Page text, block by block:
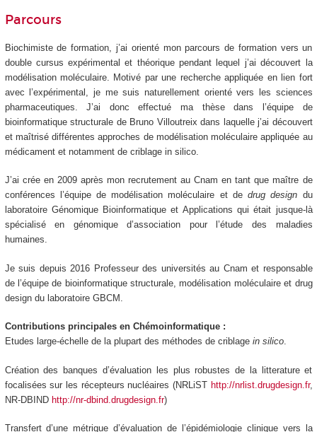
Parcours
Biochimiste de formation, j’ai orienté mon parcours de formation vers un
double cursus expérimental et théorique pendant lequel j’ai découvert la
modélisation moléculaire. Motivé par une recherche appliquée en lien fort
avec l’expérimental, je me suis naturellement orienté vers les sciences
pharmaceutiques. J’ai donc effectué ma thèse dans l’équipe de
bioinformatique structurale de Bruno Villoutreix dans laquelle j’ai découvert
et maîtrisé différentes approches de modélisation moléculaire appliquée au
médicament et notamment de criblage in silico.
J’ai crée en 2009 après mon recrutement au Cnam en tant que maître de
conférences l’équipe de modélisation moléculaire et dedrug design du
laboratoire Génomique Bioinformatique et Applications qui était jusque-là
spécialisé en génomique d’association pour l’étude des maladies
humaines.
Je suis depuis 2016 Professeur des universités au Cnam et responsable
de l’équipe de bioinformatique structurale, modélisation moléculaire et drug
design du laboratoire GBCM.
Contributions principales en Chémoinformatique :
Etudes large-échelle de la plupart des méthodes de criblage in silico.
Création des banques d’évaluation les plus robustes de la litterature et
focalisées sur les récepteurs nucléaires (NRLiST http://nrlist.drugdesign.fr,
NR-DBIND http://nr-dbind.drugdesign.fr)
Transfert d’une métrique d’évaluation de l’épidémiologie clinique vers la